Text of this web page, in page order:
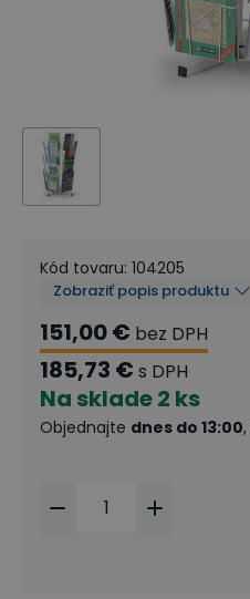
Kód tovaru: 104205
Zobraziť popis produktu
151,00 € bez DPH
185,73 € s DPH
Na sklade2 ks
Objednajte dnes do 13:00